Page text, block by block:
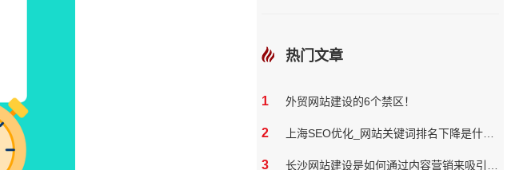
热门文章
1 外贸网站建设的6个禁区！
2
3